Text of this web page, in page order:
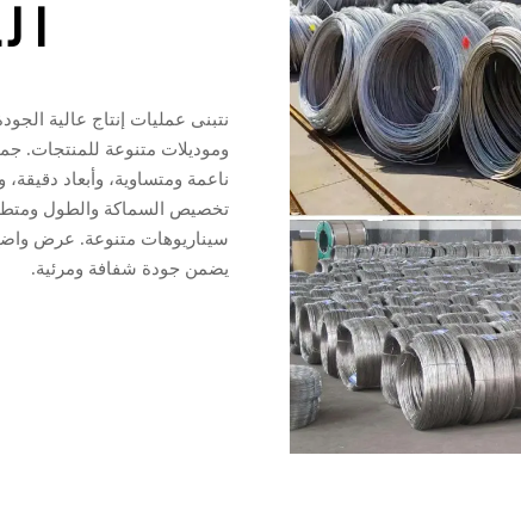
نتبنى عمليات إنتاج عالية
وموديلات متنوعة للمنتجات.
ناعمة ومتساوية، وأبعاد
تخصيص السماكة والطول
سيناريوهات متنوعة. عرض واضح
يضمن جودة شفافة ومرئية.